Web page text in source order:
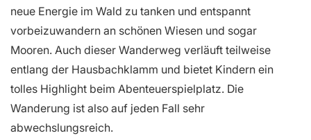
neue Energie im Wald zu tanken und entspannt
vorbeizuwandern an schönen Wiesen und sogar
Mooren. Auch dieser Wanderweg verläuft teilweise
entlang der Hausbachklamm und bietet Kindern ein
tolles Highlight beim Abenteuerspielplatz. Die
Wanderung ist also auf jeden Fall sehr
abwechslungsreich.